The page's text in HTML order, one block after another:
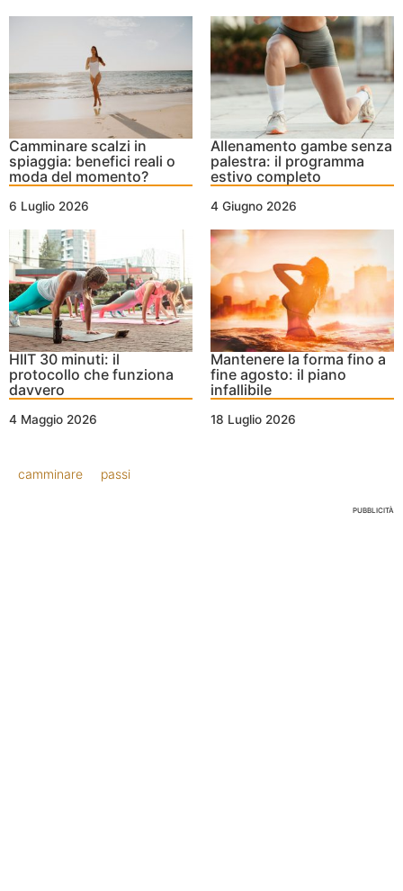
Camminare scalzi in
spiaggia: benefici reali o
moda del momento?
6 Luglio 2026
Allenamento gambe senza
palestra: il programma
estivo completo
4 Giugno 2026
HIIT 30 minuti: il
protocollo che funziona
davvero
4 Maggio 2026
Mantenere la forma fino a
fine agosto: il piano
infallibile
18 Luglio 2026
camminare passi
PUBBLICITÀ